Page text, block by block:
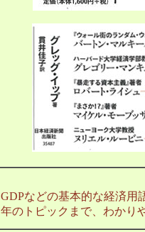
GDPなどの基本的な経済用
年のトピックまで、わかり